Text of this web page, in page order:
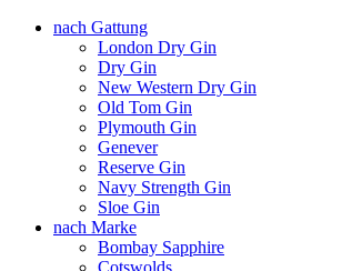
nach Gattung
London Dry Gin
Dry Gin
New Western Dry Gin
Old Tom Gin
Plymouth Gin
Genever
Reserve Gin
Navy Strength Gin
Sloe Gin
nach Marke
Bombay Sapphire
Cotswolds